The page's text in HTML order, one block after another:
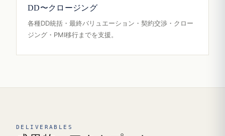
DD〜クロージング
各種DD統括・最終バリュエーション・契約交渉・クロー
ジング・PMI移行までを支援。
DELIVERABLES